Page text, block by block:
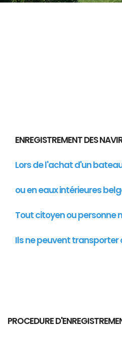
ENREGISTREMENT DES
Lors de l'achat d'un
ou en eaux intérieures
Tout citoyen ou personne
Ils ne peuvent transporter
PROCEDURE